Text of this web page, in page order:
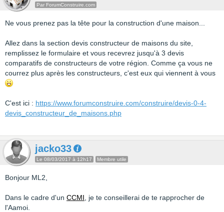
Par ForumConstruire.com
Ne vous prenez pas la tête pour la construction d'une maison...
Allez dans la section devis constructeur de maisons du site,
remplissez le formulaire et vous recevrez jusqu'à 3 devis
comparatifs de constructeurs de votre région. Comme ça vous ne
courrez plus après les constructeurs, c'est eux qui viennent à vous
C'est ici : https://www.forumconstruire.com/construire/devis-0-4-
devis_constructeur_de_maisons.php
jacko33
Le 08/03/2017 à 12h17 Membre utile
Bonjour ML2,
Dans le cadre d'un CCMI , je te conseillerai de te rapprocher de
l'Aamoi.